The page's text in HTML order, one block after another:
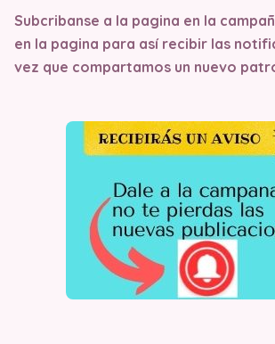
Subcribanse a la pagina en la
en la pagina para así recibir las
vez que compartamos un nuevo